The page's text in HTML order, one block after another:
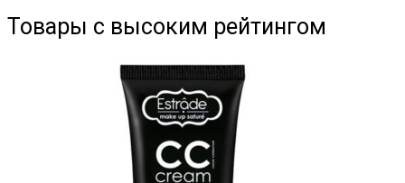
Товары с высоким рейтингом